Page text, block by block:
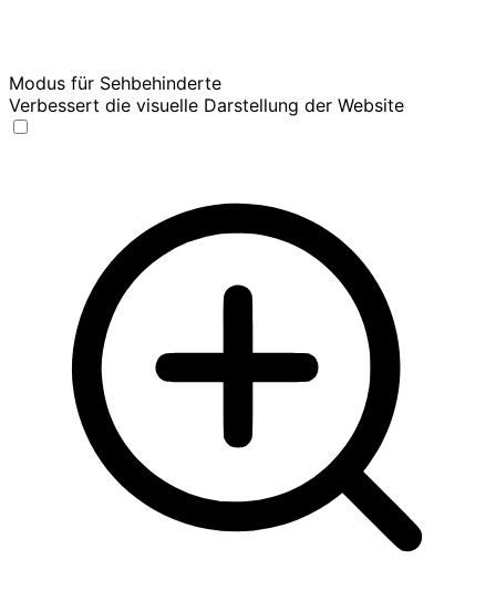
Modus für Sehbehinderte
Verbessert die visuelle Darstellung der Website